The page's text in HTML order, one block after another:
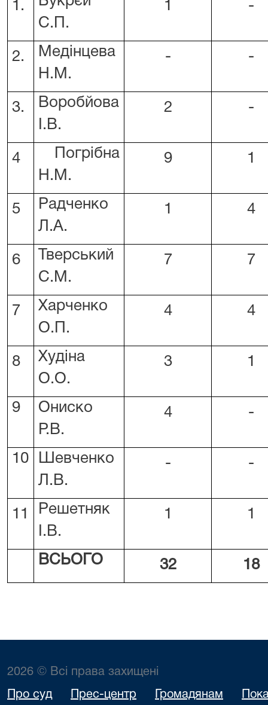
1.
С.П.
1 -
2.
Медінцева
Н.М.
- -
3.
Воробйова
І.В.
2 -
4
Погрібна
Н.М.
9 1
5
Радченко
Л.А.
1 4
6
Тверський
С.М.
7 7
7
Харченко
О.П.
4 4
8
Худіна
О.О.
3 1
9
Ониско
Р.В.
4 -
10
Шевченко
Л.В.
- -
11
Решетняк
І.В.
1 1
ВСЬОГО 32 18
2026 © Всі права захищені
Про суд Прес-центр Громадянам